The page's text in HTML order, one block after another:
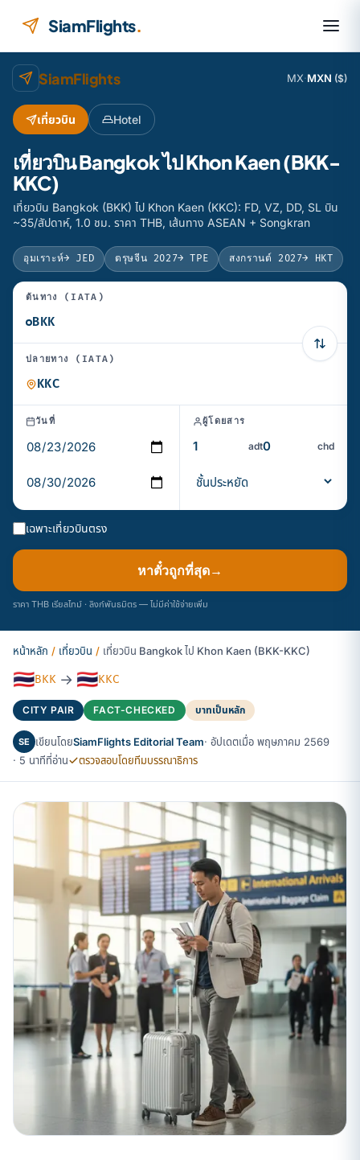
SiamFlights.
SiamFlights MX·MXN ($)
เที่ยวบิน Hotel
เที่ยวบิน Bangkok ไป Khon Kaen (BKK-
KKC)
เที่ยวบิน Bangkok (BKK) ไป Khon Kaen (KKC): FD, VZ, DD, SL บิน
~35/สัปดาห์, 1.0 ชม. ราคา THB, เส้นทาง ASEAN + Songkran
อุมเราะห์→ JED ตรุษจีน 2027→ TPE สงกรานต์ 2027→ HKT
ต้นทาง (IATA)
ปลายทาง (IATA)
วันที่ ผู้โดยสาร
adt chd
เฉพาะเที่ยวบินตรง
หาตั๋วถูกที่สุด→
ราคา THB เรียลไทม์ · ลิงก์พันธมิตร — ไม่มีค่าใช้จ่ายเพิ่ม
หน้าหลัก / เที่ยวบิน / เที่ยวบิน Bangkok ไป Khon Kaen (BKK-KKC)
🇹🇭BKK → 🇹🇭KKC
CITY PAIR FACT-CHECKED บาทเป็นหลัก
SE เขียนโดยSiamFlights Editorial Team· อัปเดตเมื่อ พฤษภาคม 2569
· 5 นาทีที่อ่าน
ตรวจสอบโดยทีมบรรณาธิการ